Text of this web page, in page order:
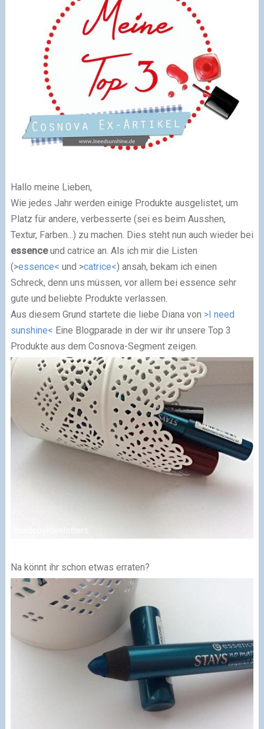
Hallo meine Lieben,
Wie jedes Jahr werden einige Produkte ausgelistet, um
Platz für andere, verbesserte (sei es beim Ausshen,
Textur, Farben...) zu machen. Dies steht nun auch wieder bei
essenceund catrice an. Als ich mir die Listen
(>essence< und >catrice<) ansah, bekam ich einen
Schreck, denn uns müssen, vor allem bei essence sehr
gute und beliebte Produkte verlassen.
Aus diesem Grund startete die liebe Diana von >I need
sunshine< Eine Blogparade in der wir ihr unsere Top 3
Produkte aus dem Cosnova-Segment zeigen.
Na könnt ihr schon etwas erraten?